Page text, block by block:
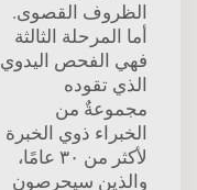
الظروف القصوى.
أما المرحلة الثالثة
فهي الفحص اليدوي
الذي تقوده
مجموعةٌ من
الخبراء ذوي الخبرة
لأكثر من ٣٠ عامًا،
والذين سيحرصون